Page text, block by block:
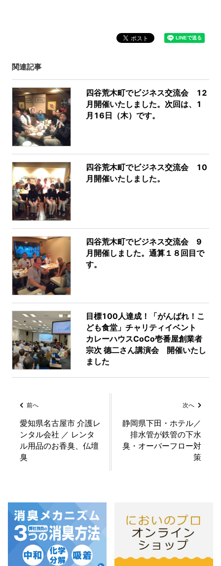
関連記事
四谷荒木町でビジネス交流会 12
月開催いたしました。次回は、1
月16日（木）です。
四谷荒木町でビジネス交流会 10
月開催いたしました。
四谷荒木町でビジネス交流会 9
月開催しました。通算１８回目で
す。
目標100人達成！「がんばれ！こ
ども食堂」チャリティイベント
カレーハウスCoCo壱番屋創業者
宗次 德二さん講演会 開催いたし
ました
前へ
愛知県名古屋市 介護レ
ンタル会社 ／ レンタ
ル用品のお香臭、仏壇
臭
次へ
静岡県下田・ホテル／
排水管が鉄管の下水
臭・オーバーフロー対
策